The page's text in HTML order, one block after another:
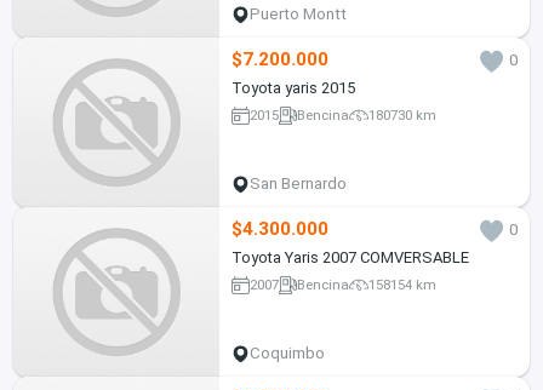
Puerto Montt
$7.200.000
0
Toyota yaris 2015
2015 Bencina 180730 km
San Bernardo
$4.300.000
0
Toyota Yaris 2007 COMVERSABLE
2007 Bencina 158154 km
Coquimbo